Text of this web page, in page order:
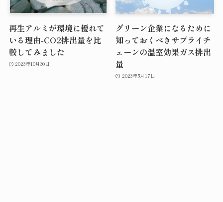
再生アルミが環境に優れて
いる理由-CO2排出量を比
較してみました
2023年10月30日
グリーン企業になるために
知っておくべきサプライチ
ェーンの温室効果ガス排出
量
2023年5月17日